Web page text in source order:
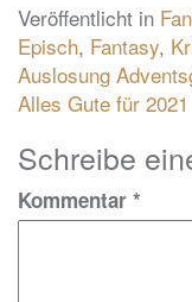
Veröffentlicht in
Episch, Fantasy,
Auslosung
Alles Gute für 2021
Schreibe
Kommentar *